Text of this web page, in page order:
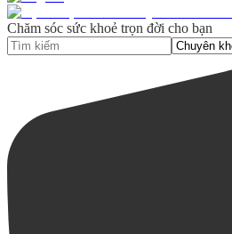
Chăm sóc sức khoẻ trọn đời cho bạn